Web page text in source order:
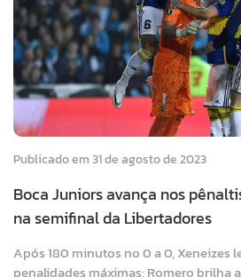
Publicado em 31 de agosto de 2023
Boca Juniors avança nos
na semifinal da Libertadores
Após 180 minutos no 0 a 0, Xeneizes
penalidades máximas; Romero brilha